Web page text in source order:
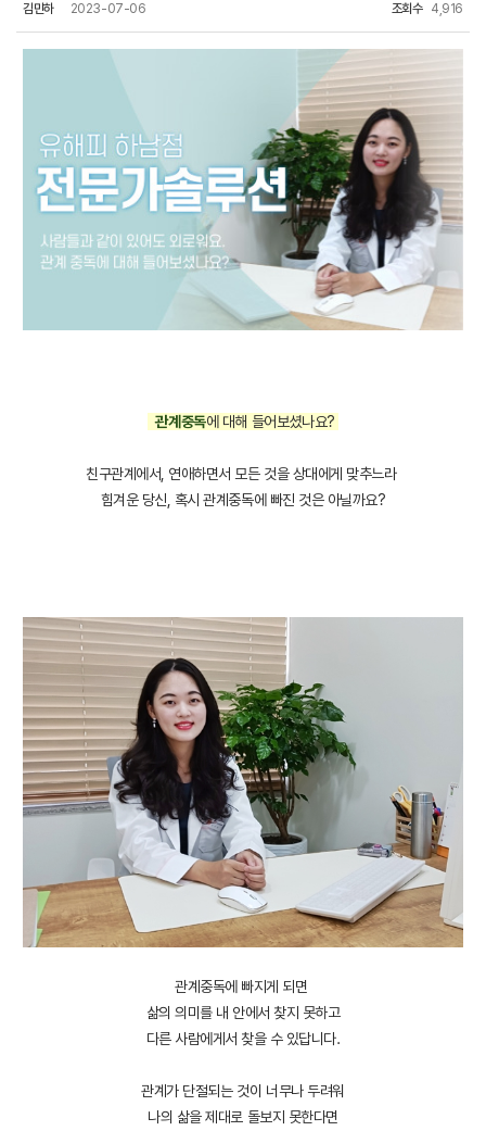
김민하 2023-07-06 조회수 4,916
관계중독에 대해 들어보셨나요?
친구관계에서, 연애하면서 모든 것을 상대에게 맞추느라
힘겨운 당신, 혹시 관계중독에 빠진 것은 아닐까요?
관계중독에 빠지게 되면
삶의 의미를 내 안에서 찾지 못하고
다른 사람에게서 찾을 수 있답니다.
관계가 단절되는 것이 너무나 두려워
나의 삶을 제대로 돌보지 못한다면